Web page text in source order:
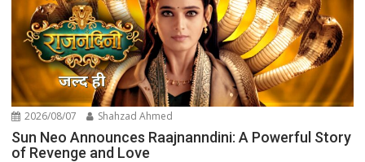
2026/08/07 Shahzad Ahmed
Sun Neo Announces Raajnanndini: A Powerful Story
of Revenge and Love